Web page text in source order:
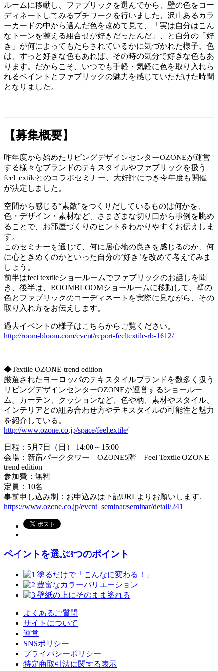
ルームに移動し、ファブリックを選んでから、壁の色をコー
ディネートしてみるプチワークを行いました。沢山あるカラ
ーカードの中から選んだ色を改めて見て、「実は自分はこん
なトーンを整える組合せが好きだったんだ」、と自分の「好
き」が何によってもたらされているかに気づかれた様子。色
は、ずっと好きな色もあれば、その時の気分で好きな色もあ
ります。だからこそ、いつでも手軽・気軽に色を取り入れら
れるペイントとファブリックの魅力を感じていただけた時間
となりました。
【募集概要】
昨年度から始めたリビングデザインセンターOZONEが運営
する様々なブランドのテキスタイルやファブリックを扱う
feel textileとのコラボセミナー、大好評につき今年度も開催
が決定しました。
空間から感じる“素敵”をつくりだしているものは何かを、
色・デザイン・素材など、さまざまな切り口から事例を眺め
ることで、お部屋づくりのヒントをわかりやすくお伝えしま
す。
このセミナーを通じて、何に居心地の良さを感じるのか、何
に心ときめくのかといった自分の‘好き’を改めて考えてみま
しょう。
前半はfeel textileショールームでファブリックのお話しを聞
き、後半は、ROOMBLOOMショールームに移動して、壁の
色とファブリックのコーディネートを実際に見ながら、その
取り入れ方をお伝えします。
過去イベントの様子はこちらからご覧ください。
http://room-bloom.com/event/report-feeltextile-rb-1612/
◆Textile OZONE trend edition
厳選されたヨーロッパのテキスタイルブランドを数多く扱う
リビングデザインセンターOZONEが運営するショールー
ム。カーテン、クッションなど、色や柄、素材やスタイル、
インテリアとの組み合わせ方やテキスタイルの可能性と魅力
を紹介している。
http://www.ozone.co.jp/space/feeltextile/
日程：5月7日（日） 14:00～15:00
会場：新宿パークタワー OZONE5階 Feel Textile OZONE
trend edition
参加費：無料
定員：10名
事前申し込み制：お申込みは下記URLよりお願いします。
https://www.ozone.co.jp/event_seminar/seminar/detail/241
ペイントを選ぶ3つのポイント
よくあるご質問
サイトについて
運営
SNSポリシー
プライバシーポリシー
特定商取引法に関する表示